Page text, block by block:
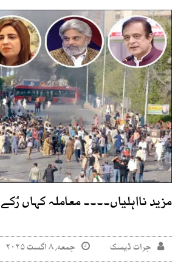
مزید نااہلیاں۔۔۔۔ معاملہ کہاں
جرات ڈیسک جمعه, ۸ اگست ۲۰۲۵